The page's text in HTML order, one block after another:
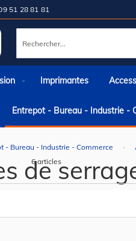
51 28 81 81
Rechercher
Imprimantes
Entrepot - Bureau - Industrie -
- Bureau - Industrie - Commerce
de
6articles